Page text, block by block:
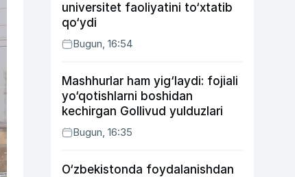
universitet faoliyatini to‘xtatib
qo‘ydi
Bugun, 16:54
Mashhurlar ham yig‘laydi: fojiali
yo‘qotishlarni boshidan
kechirgan Gollivud yulduzlari
Bugun, 16:35
O‘zbekistonda foydalanishdan